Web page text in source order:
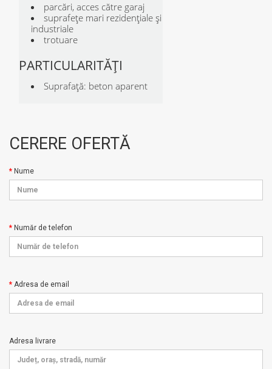
parcări, acces către garaj
suprafeţe mari rezidenţiale şi
industriale
trotuare
PARTICULARITĂȚI
Suprafaţă: beton aparent
CERERE OFERTĂ
Nume
Număr de telefon
Adresa de email
Adresa livrare